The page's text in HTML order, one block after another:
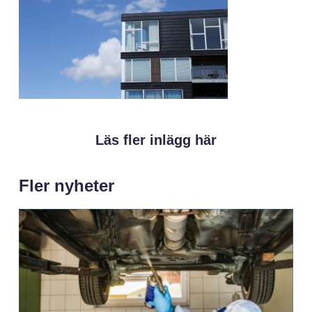
Läs fler inlägg här
Fler nyheter